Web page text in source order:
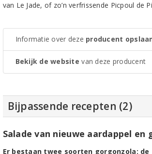
van Le Jade, of zo’n verfrissende Picpoul de
Informatie over deze producent
Bekijk de website van deze producent
Bijpassende recepten (2)
Salade van nieuwe aardappel en
Er bestaan twee soorten gorgonzola: